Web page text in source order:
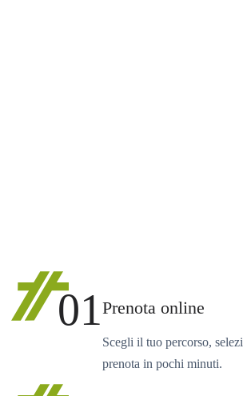
01Prenota online
Scegli il tuo percorso,
prenota in pochi minuti.